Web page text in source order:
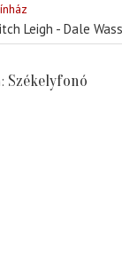
Leigh - Dale
Székelyfonó